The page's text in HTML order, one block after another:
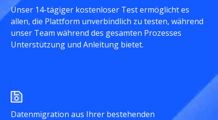
Unser 14-tägiger kostenloser Test ermöglicht es
allen, die Plattform unverbindlich zu testen, während
unser Team während des gesamten Prozesses
Unterstützung und Anleitung bietet.
Datenmigration aus Ihrer bestehenden